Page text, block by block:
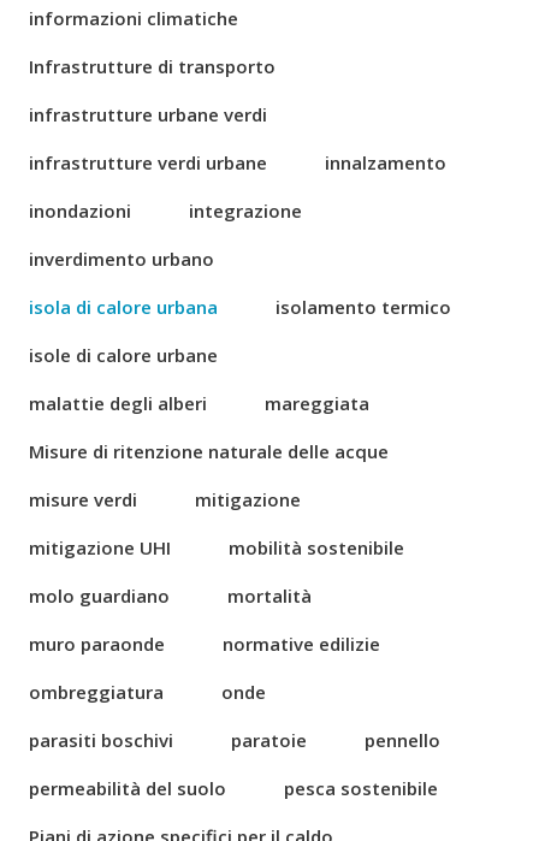
informazioni climatiche
Infrastrutture di transporto
infrastrutture urbane verdi
infrastrutture verdi urbane
innalzamento
inondazioni
integrazione
inverdimento urbano
isola di calore urbana
isolamento termico
isole di calore urbane
malattie degli alberi
mareggiata
Misure di ritenzione naturale delle acque
misure verdi
mitigazione
mitigazione UHI
mobilità sostenibile
molo guardiano
mortalità
muro paraonde
normative edilizie
ombreggiatura
onde
parasiti boschivi
paratoie
pennello
permeabilità del suolo
pesca sostenibile
Piani di azione specifici per il caldo